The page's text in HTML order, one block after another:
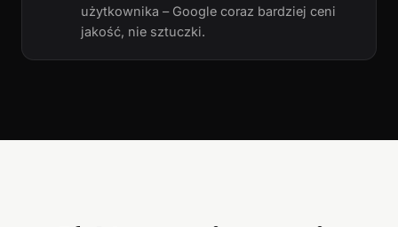
użytkownika – Google coraz bardziej ceni
jakość, nie sztuczki.